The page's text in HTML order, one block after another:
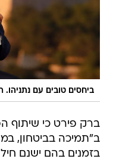
ביחסים טובים עם נתניהו.
ברק פירט כי שיתוף
ב"תמיכה בביטחון,
בזמנים בהם ישנם